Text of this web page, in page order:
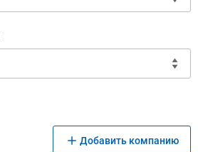
Добавить компанию